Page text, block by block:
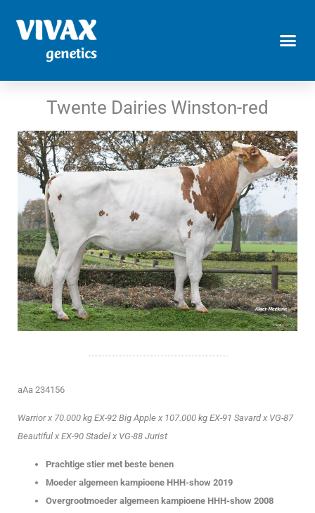
Twente Dairies Winston-red
aAa 234156
Warrior x 70.000 kg EX-92 Big Apple x 107.000 kg EX-91 Savard x VG-87
Beautiful x EX-90 Stadel x VG-88 Jurist
Prachtige stier met beste benen
Moeder algemeen kampioene HHH-show 2019
Overgrootmoeder algemeen kampioene HHH-show 2008